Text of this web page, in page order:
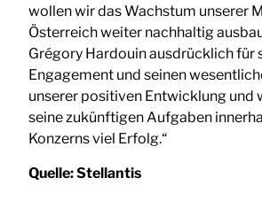
wollen wir das Wachstum unserer
Österreich weiter nachhaltig
Grégory Hardouin ausdrücklich für
Engagement und seinen
unserer positiven Entwicklung und
seine zukünftigen Aufgaben
Konzerns viel Erfolg.“
Quelle:Stellantis